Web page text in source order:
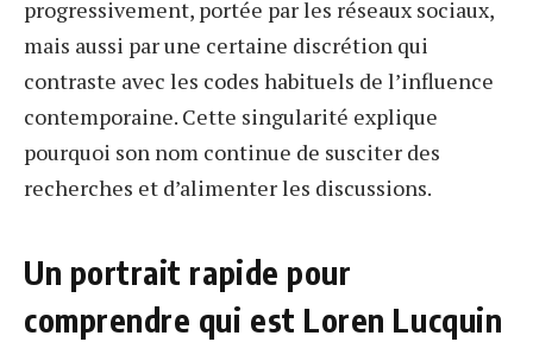
progressivement, portée par les réseaux sociaux,
mais aussi par une certaine discrétion qui
contraste avec les codes habituels de l’influence
contemporaine. Cette singularité explique
pourquoi son nom continue de susciter des
recherches et d’alimenter les discussions.
Un portrait rapide pour
comprendre qui est Loren Lucquin